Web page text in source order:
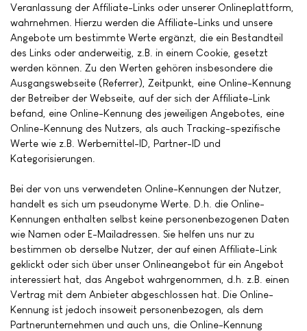
Veranlassung der Affiliate-Links oder unserer Onlineplattform,
wahrnehmen. Hierzu werden die Affiliate-Links und unsere
Angebote um bestimmte Werte ergänzt, die ein Bestandteil
des Links oder anderweitig, z.B. in einem Cookie, gesetzt
werden können. Zu den Werten gehören insbesondere die
Ausgangswebseite (Referrer), Zeitpunkt, eine Online-Kennung
der Betreiber der Webseite, auf der sich der Affiliate-Link
befand, eine Online-Kennung des jeweiligen Angebotes, eine
Online-Kennung des Nutzers, als auch Tracking-spezifische
Werte wie z.B. Werbemittel-ID, Partner-ID und
Kategorisierungen.
Bei der von uns verwendeten Online-Kennungen der Nutzer,
handelt es sich um pseudonyme Werte. D.h. die Online-
Kennungen enthalten selbst keine personenbezogenen Daten
wie Namen oder E-Mailadressen. Sie helfen uns nur zu
bestimmen ob derselbe Nutzer, der auf einen Affiliate-Link
geklickt oder sich über unser Onlineangebot für ein Angebot
interessiert hat, das Angebot wahrgenommen, d.h. z.B. einen
Vertrag mit dem Anbieter abgeschlossen hat. Die Online-
Kennung ist jedoch insoweit personenbezogen, als dem
Partnerunternehmen und auch uns, die Online-Kennung